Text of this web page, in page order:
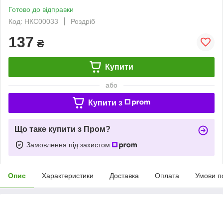
Готово до відправки
Код: НКС00033
Роздріб
137 ₴
Купити
або
Купити з
Що таке купити з Пром?
Замовлення під захистом
Опис Характеристики Доставка Оплата Умови